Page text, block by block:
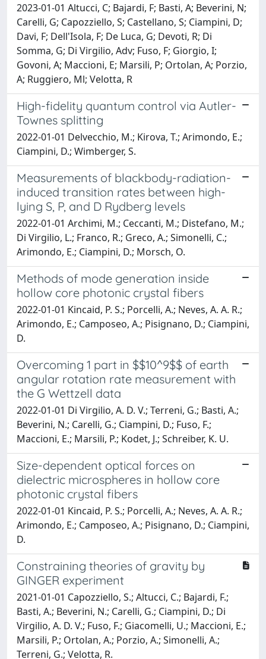
2023-01-01 Altucci, C; Bajardi, F; Basti, A; Beverini, N;
Carelli, G; Capozziello, S; Castellano, S; Ciampini, D;
Davi, F; Dell'Isola, F; De Luca, G; Devoti, R; Di
Somma, G; Di Virgilio, Adv; Fuso, F; Giorgio, I;
Govoni, A; Maccioni, E; Marsili, P; Ortolan, A; Porzio,
A; Ruggiero, Ml; Velotta, R
High-fidelity quantum control via Autler-
Townes splitting
2022-01-01 Delvecchio, M.; Kirova, T.; Arimondo, E.;
Ciampini, D.; Wimberger, S.
Measurements of blackbody-radiation-
induced transition rates between high-
lying S, P, and D Rydberg levels
2022-01-01 Archimi, M.; Ceccanti, M.; Distefano, M.;
Di Virgilio, L.; Franco, R.; Greco, A.; Simonelli, C.;
Arimondo, E.; Ciampini, D.; Morsch, O.
Methods of mode generation inside
hollow core photonic crystal fibers
2022-01-01 Kincaid, P. S.; Porcelli, A.; Neves, A. A. R.;
Arimondo, E.; Camposeo, A.; Pisignano, D.; Ciampini,
D.
Overcoming 1 part in $$10^9$$ of earth
angular rotation rate measurement with
the G Wettzell data
2022-01-01 Di Virgilio, A. D. V.; Terreni, G.; Basti, A.;
Beverini, N.; Carelli, G.; Ciampini, D.; Fuso, F.;
Maccioni, E.; Marsili, P.; Kodet, J.; Schreiber, K. U.
Size-dependent optical forces on
dielectric microspheres in hollow core
photonic crystal fibers
2022-01-01 Kincaid, P. S.; Porcelli, A.; Neves, A. A. R.;
Arimondo, E.; Camposeo, A.; Pisignano, D.; Ciampini,
D.
Constraining theories of gravity by
GINGER experiment
2021-01-01 Capozziello, S.; Altucci, C.; Bajardi, F.;
Basti, A.; Beverini, N.; Carelli, G.; Ciampini, D.; Di
Virgilio, A. D. V.; Fuso, F.; Giacomelli, U.; Maccioni, E.;
Marsili, P.; Ortolan, A.; Porzio, A.; Simonelli, A.;
Terreni, G.; Velotta, R.